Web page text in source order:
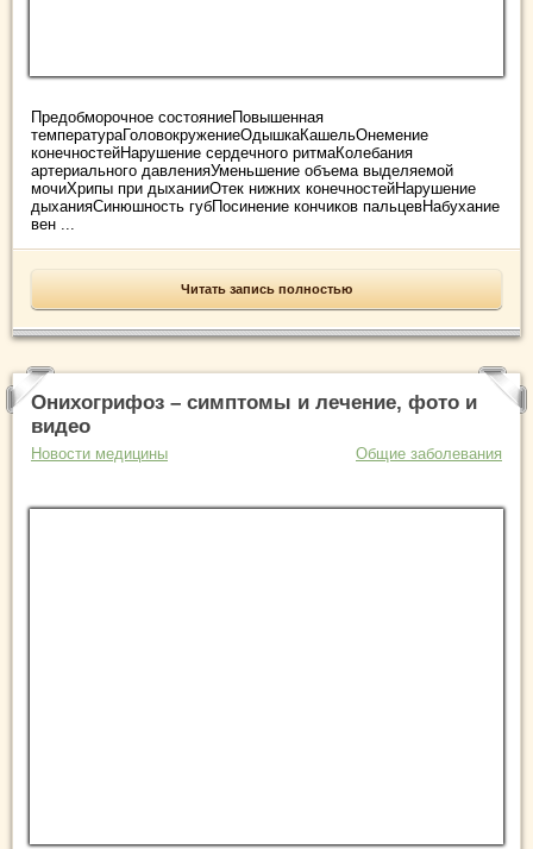
Предобморочное состояниеПовышенная
температураГоловокружениеОдышкаКашельОнемение
конечностейНарушение сердечного ритмаКолебания
артериального давленияУменьшение объема выделяемой
мочиХрипы при дыханииОтек нижних конечностейНарушение
дыханияСинюшность губПосинение кончиков пальцевНабухание
вен ...
Читать запись полностью
Онихогрифоз – симптомы и лечение, фото и
видео
Новости медицины Общие заболевания